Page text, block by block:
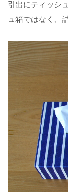
引出にティッシ
ュ箱ではなく、